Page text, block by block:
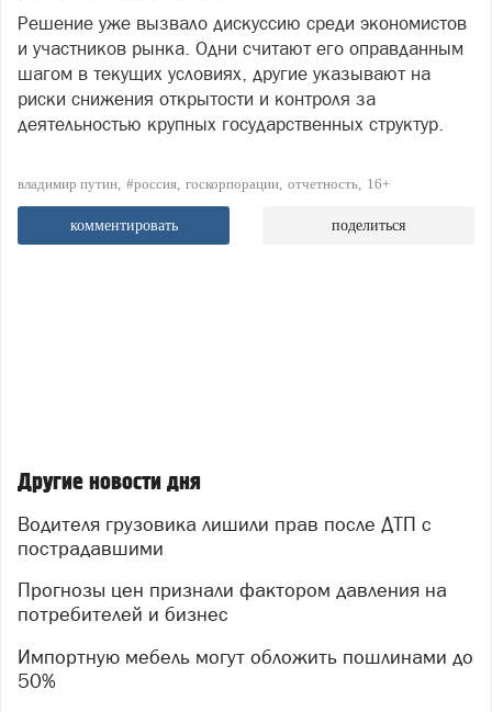
Решение уже вызвало дискуссию среди экономистов
и участников рынка. Одни считают его оправданным
шагом в текущих условиях, другие указывают на
риски снижения открытости и контроля за
деятельностью крупных государственных структур.
владимир путин #россия госкорпорации отчетность 16+
комментировать поделиться
Другие новости дня
Водителя грузовика лишили прав после ДТП с
пострадавшими
Прогнозы цен признали фактором давления на
потребителей и бизнес
Импортную мебель могут обложить пошлинами до
50%